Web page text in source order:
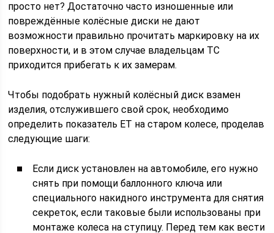
просто нет? Достаточно часто изношенные или
повреждённые колёсные диски не дают
возможности правильно прочитать маркировку на их
поверхности, и в этом случае владельцам ТС
приходится прибегать к их замерам.
Чтобы подобрать нужный колёсный диск взамен
изделия, отслужившего свой срок, необходимо
определить показатель ЕТ на старом колесе, проделав
следующие шаги:
Если диск установлен на автомобиле, его нужно
снять при помощи баллонного ключа или
специального накидного инструмента для снятия
секреток, если таковые были использованы при
монтаже колеса на ступицу. Перед тем как вести